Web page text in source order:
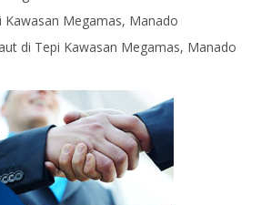
Kawasan Megamas, Manado
di Tepi Kawasan Megamas, Manado